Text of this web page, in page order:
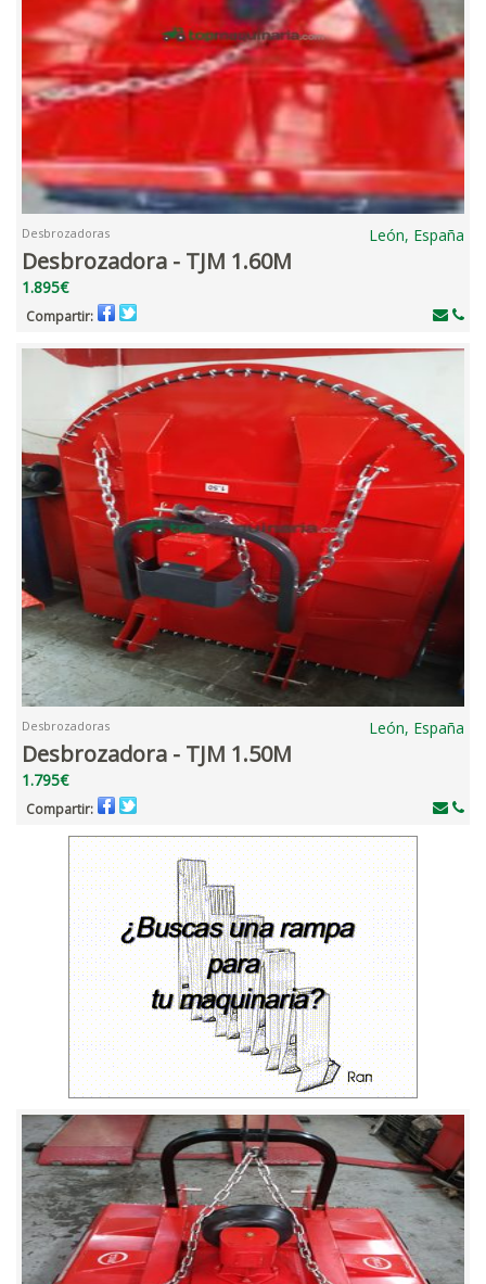
Desbrozadoras León, España
Desbrozadora - TJM 1.60M
1.895€
Compartir:
Desbrozadoras León, España
Desbrozadora - TJM 1.50M
1.795€
Compartir: